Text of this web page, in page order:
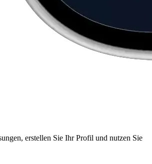
erstellen Sie Ihr Profil und nutzen Sie